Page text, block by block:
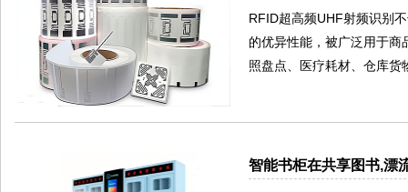
RFID超高频UHF射频识别
的优异性能，被广泛用于
照盘点、医疗耗材、仓库
智能书柜在共享图书,漂